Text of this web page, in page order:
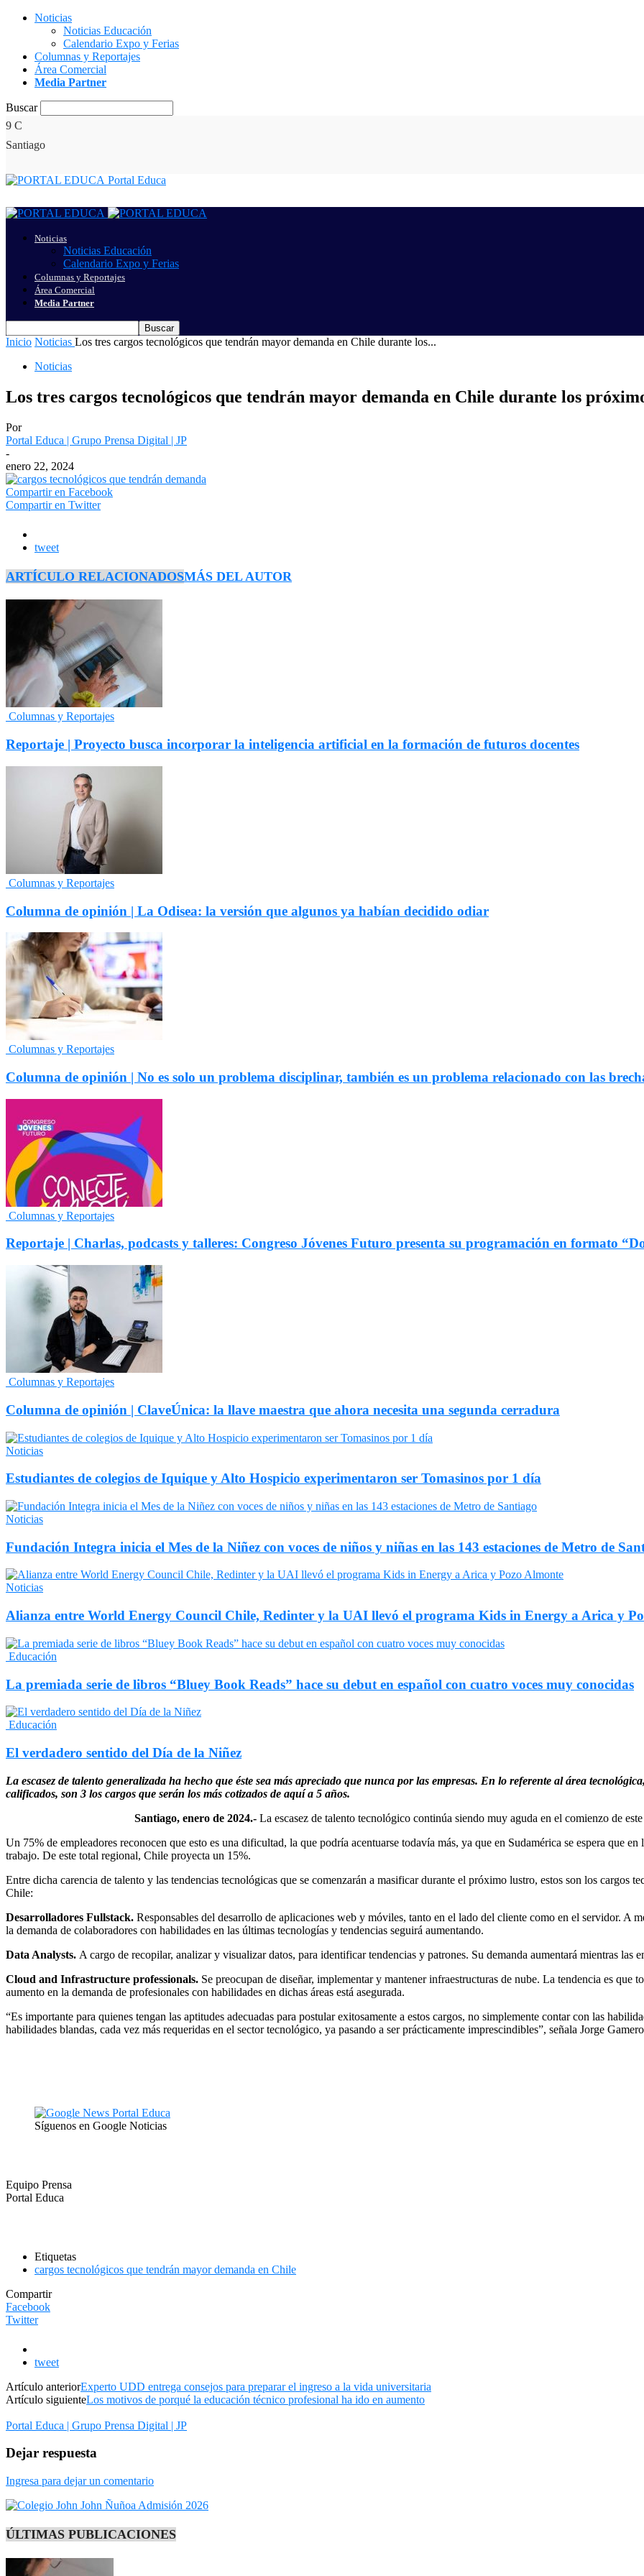
Noticias
Noticias Educación
Calendario Expo y Ferias
Columnas y Reportajes
Área Comercial
Media Partner
Buscar
9 C
Santiago
Portal Educa
Noticias
Noticias Educación
Calendario Expo y Ferias
Columnas y Reportajes
Área Comercial
Media Partner
Inicio Noticias Los tres cargos tecnológicos que tendrán mayor demanda en Chile durante los...
Noticias
Los tres cargos tecnológicos que tendrán mayor demanda en Chile durante los
Por
Portal Educa | Grupo Prensa Digital | JP
-
enero 22, 2024
Compartir en Facebook
Compartir en Twitter
tweet
ARTÍCULO RELACIONADOSMÁS DEL AUTOR
Columnas y Reportajes
Reportaje | Proyecto busca incorporar la inteligencia artificial en la formación de futuros docentes
Columnas y Reportajes
Columna de opinión | La Odisea: la versión que algunos ya habían decidido odiar
Columnas y Reportajes
Columna de opinión | No es solo un problema disciplinar, también es un problema relacionado con las
Columnas y Reportajes
Reportaje | Charlas, podcasts y talleres: Congreso Jóvenes Futuro presenta su programación en formato
Columnas y Reportajes
Columna de opinión | ClaveÚnica: la llave maestra que ahora necesita una segunda cerradura
Noticias
Estudiantes de colegios de Iquique y Alto Hospicio experimentaron ser Tomasinos por 1 día
Noticias
Fundación Integra inicia el Mes de la Niñez con voces de niños y niñas en las 143 estaciones de Metro de
Noticias
Alianza entre World Energy Council Chile, Redinter y la UAI llevó el programa Kids in Energy a Arica y
Educación
La premiada serie de libros “Bluey Book Reads” hace su debut en español con cuatro voces muy conocidas
Educación
El verdadero sentido del Día de la Niñez
La escasez de talento generalizada ha hecho que éste sea más apreciado que nunca por las empresas. En lo referente al área
calificados, son 3 los cargos que serán los más cotizados de aquí a 5 años.
Santiago, enero de 2024.- La escasez de talento tecnológico continúa siendo muy aguda en el comienzo de
Un 75% de empleadores reconocen que esto es una dificultad, la que podría acentuarse todavía más, ya que en Sudamérica se espera que
trabajo. De este total regional, Chile proyecta un 15%.
Entre dicha carencia de talento y las tendencias tecnológicas que se comenzarán a masificar durante el próximo lustro, estos son los cargos
Chile:
Desarrolladores Fullstack. Responsables del desarrollo de aplicaciones web y móviles, tanto en el lado del cliente como en el servidor. A
la demanda de colaboradores con habilidades en las últimas tecnologías y tendencias seguirá aumentando.
Data Analysts. A cargo de recopilar, analizar y visualizar datos, para identificar tendencias y patrones. Su demanda aumentará mientras las
Cloud and Infrastructure professionals. Se preocupan de diseñar, implementar y mantener infraestructuras de nube. La tendencia es que
aumento en la demanda de profesionales con habilidades en dichas áreas está asegurada.
“Es importante para quienes tengan las aptitudes adecuadas para postular exitosamente a estos cargos, no simplemente contar con las
habilidades blandas, cada vez más requeridas en el sector tecnológico, ya pasando a ser prácticamente imprescindibles”, señala Jorge
Síguenos en Google Noticias
Equipo Prensa
Portal Educa
Etiquetas
cargos tecnológicos que tendrán mayor demanda en Chile
Compartir
Facebook
Twitter
tweet
Artículo anteriorExperto UDD entrega consejos para preparar el ingreso a la vida universitaria
Artículo siguienteLos motivos de porqué la educación técnico profesional ha ido en aumento
Portal Educa | Grupo Prensa Digital | JP
Dejar respuesta
Ingresa para dejar un comentario
ÚLTIMAS PUBLICACIONES